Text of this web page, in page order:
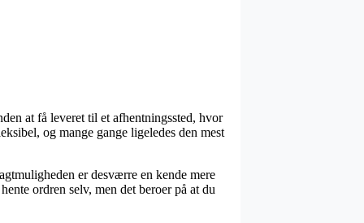
at få leveret til et afhentningssted, hvor
og mange gange ligeledes den mest
er desværre en kende mere
ordren selv, men det beroer på at du